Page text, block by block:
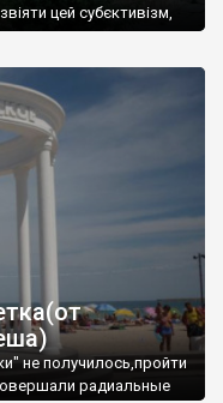
цей субєктивізм,
не получилось,пройти
радиальные